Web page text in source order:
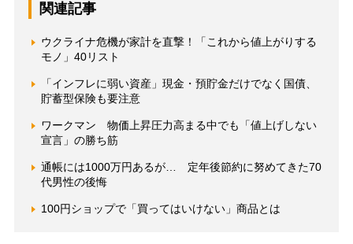
関連記事
ウクライナ危機が家計を直撃！「これから値上がりする
モノ」40リスト
「インフレに弱い資産」現金・預貯金だけでなく国債、
貯蓄型保険も要注意
ワークマン 物価上昇圧力高まる中でも「値上げしない
宣言」の勝ち筋
通帳には1000万円あるが… 定年後節約に努めてきた70
代男性の後悔
100円ショップで「買ってはいけない」商品とは